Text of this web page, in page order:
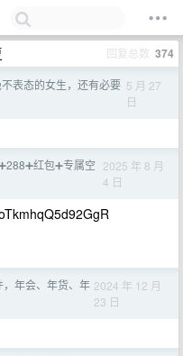
回复总数 374
表态的女生，还有必要 5 月 27
日
红包➕专属空 2025 年 8 月
4 日
，年会、年货、年 2024 年 12 月
23 日